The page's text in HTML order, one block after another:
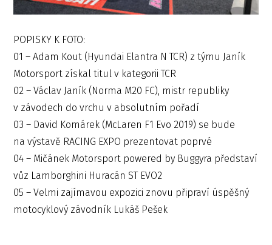
POPISKY K FOTO:
01 – Adam Kout (Hyundai Elantra N TCR) z týmu Janík
Motorsport získal titul v kategorii TCR
02 – Václav Janík (Norma M20 FC), mistr republiky
v závodech do vrchu v absolutním pořadí
03 – David Komárek (McLaren F1 Evo 2019) se bude
na výstavě RACING EXPO prezentovat poprvé
04 – Mičánek Motorsport powered by Buggyra představí
vůz Lamborghini Huracán ST EVO2
05 – Velmi zajímavou expozici znovu připraví úspěšný
motocyklový závodník Lukáš Pešek